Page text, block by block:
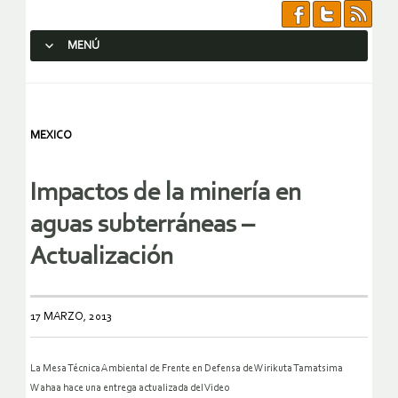
MENÚ
MEXICO
Impactos de la minería en
aguas subterráneas –
Actualización
17 MARZO, 2013
La Mesa Técnica Ambiental de Frente en Defensa de Wirikuta Tamatsima
Wahaa hace una entrega actualizada del Video